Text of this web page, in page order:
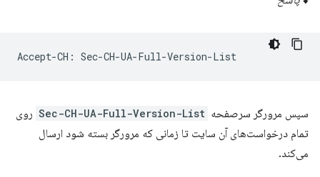
سپس مرورگر سرصفحه Sec-CH-UA-Full-Version-List روی
تمام درخواست‌های آن سایت تا زمانی که مرورگر بسته شود ارسال
می‌کند.